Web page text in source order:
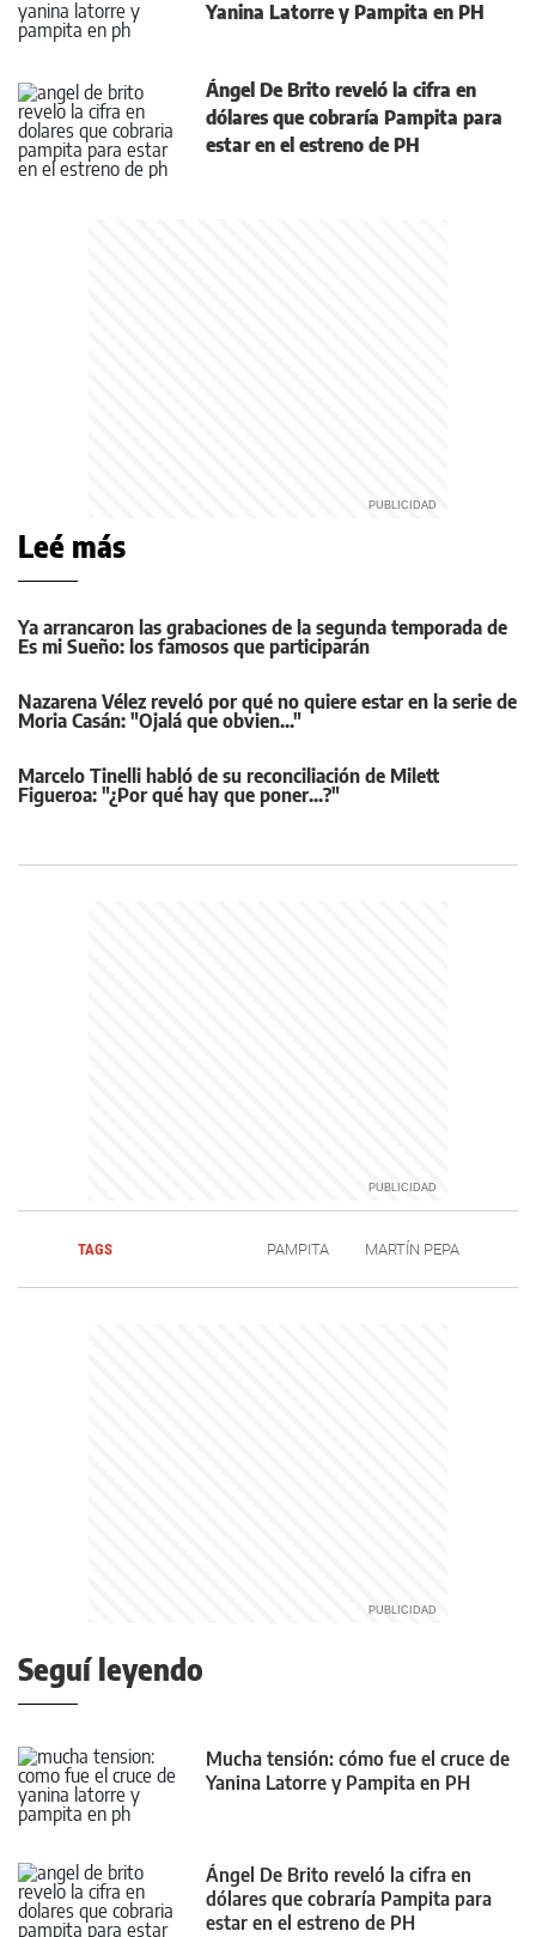
Yanina Latorre y Pampita en PH
Ángel De Brito reveló la cifra en
dólares que cobraría Pampita para
estar en el estreno de PH
Leé más
Ya arrancaron las grabaciones de la segunda temporada de
Es mi Sueño: los famosos que participarán
Nazarena Vélez reveló por qué no quiere estar en la serie de
Moria Casán: "Ojalá que obvien..."
Marcelo Tinelli habló de su reconciliación de Milett
Figueroa: "¿Por qué hay que poner...?"
TAGS PAMPITA MARTÍN PEPA
Seguí leyendo
Mucha tensión: cómo fue el cruce de
Yanina Latorre y Pampita en PH
Ángel De Brito reveló la cifra en
dólares que cobraría Pampita para
estar en el estreno de PH